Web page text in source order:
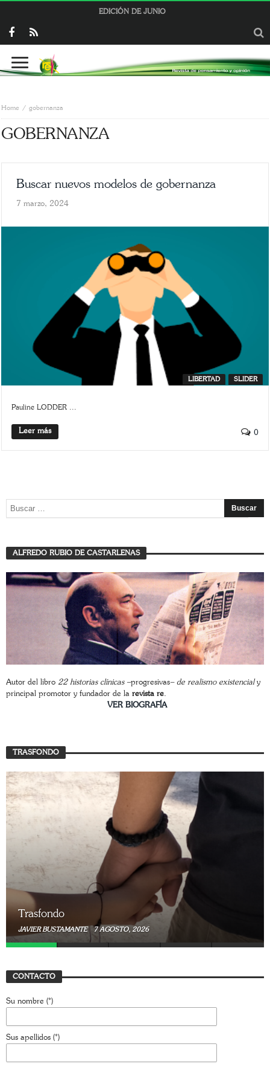
EDICIÓN DE JUNIO
Home gobernanza
GOBERNANZA
Buscar nuevos modelos de gobernanza
7 marzo, 2024
LIBERTAD SLIDER
Pauline LODDER ...
Leer más 0
ALFREDO RUBIO DE CASTARLENAS
Autor del libro 22 historias clínicas –progresivas– de realismo existencialy
principal promotor y fundador de la revista re.
VER BIOGRAFÍA
TRASFONDO
Trasfondo
JAVIER BUSTAMANTE 7 AGOSTO, 2026
CONTACTO
Su nombre (*)
Sus apellidos (*)